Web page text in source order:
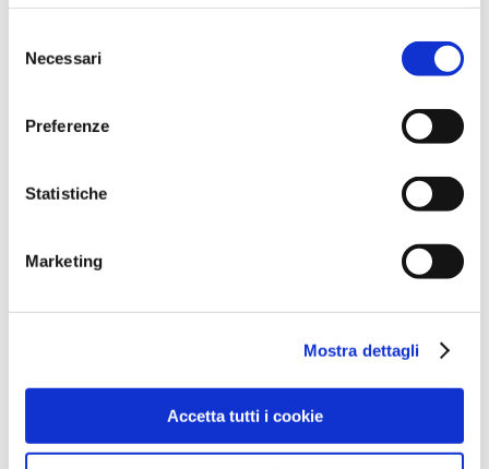
delNecessari
Preferenze
Statistiche
Marketing
Mostra dettagli
Accetta tutti i cookie
Novembre 2022
Settembre 2022
Marzo 2022
Dicembre 2021
Luglio 2021
Aprile 2021